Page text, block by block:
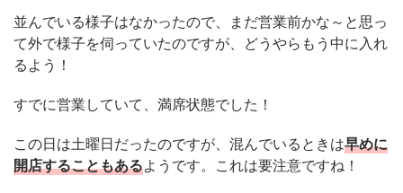
並んでいる様子はなかったので、まだ営業前かな～と思っ
て外で様子を伺っていたのですが、どうやらもう中に入れ
るよう！
すでに営業していて、満席状態でした！
この日は土曜日だったのですが、混んでいるときは早めに
開店することもあるようです。これは要注意ですね！